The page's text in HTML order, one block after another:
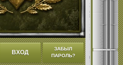
ВХОД
ЗАБЫЛ
ПАРОЛЬ?